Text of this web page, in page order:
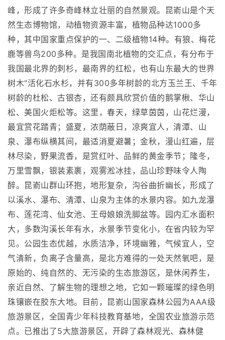
峰，形成了许多奇峰林立壮丽的自然景观。昆嵛山是个天
然生态博物馆，动植物资源丰富，植物品种达1000多
种，其中国家重点保护的一、二级植物14种。有狼、梅花
鹿等兽鸟200多种。是我国南北植物的交汇点，有分布于
我国最北界的刺杉，最南界的红松，也有山东最大的世界
树木“活化石水杉，并有300多年树龄的北方玉兰王、千年
树龄的杜松、古银杏，还有颇具欣赏价值的鹅掌楸、华山
松、美国火炬松等。这里，春天，绿草茵茵，山花烂漫，
最宜赏花踏青；盛夏，浓荫蔽日，凉爽宜人，清潭、山
泉、瀑布纵横其间，最适消夏避暑；金秋，漫山红遍，层
林尽染，野果流香，是赏红叶、品鲜的黄金季节；隆冬，
万里雪飘，银装素裹，观雾淞冰挂，品山珍野味令人陶
醉。昆嵛山群山环抱，地形复杂，沟谷曲折幽长，形成了
以溪水、瀑布、清潭、山泉为主体的水景内容。如九龙瀑
布、莲花湾、仙女池、王母娘娘洗脚盆等。园内汇水面积
大，多数沟溪长年有水，水景季节变化小，在省内较为罕
见。公园生态优越，水质洁净，环境幽雅，气候宜人，空
气清新，负离子含量高，是北方难得的一处天然氧吧，是
原始的、纯自然的、无污染的生态旅游区，是休闲养生，
亲近自然、了解生物的理想之地，它如一颗璀璨的绿色明
珠镶嵌在胶东大地。目前，昆嵛山国家森林公园为AAA级
旅游景区，全国青少年科技教育基地，全国农业旅游示范
点。已推出了5大旅游景区，开辟了森林观光、森林健